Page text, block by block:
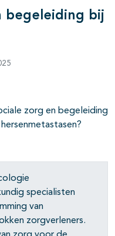
begeleiding bij
zorg en begeleiding
specialisten
van
zorgverleners.